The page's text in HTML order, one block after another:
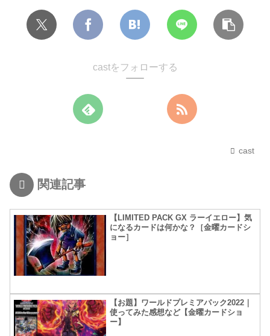
castをフォローする
cast
関連記事
【LIMITED PACK GX ラーイエロー】気
になるカードは何かな？［金曜カードシ
ョー］
【お題】ワールドプレミアパック2022｜
使ってみた感想など【金曜カードショ
ー】